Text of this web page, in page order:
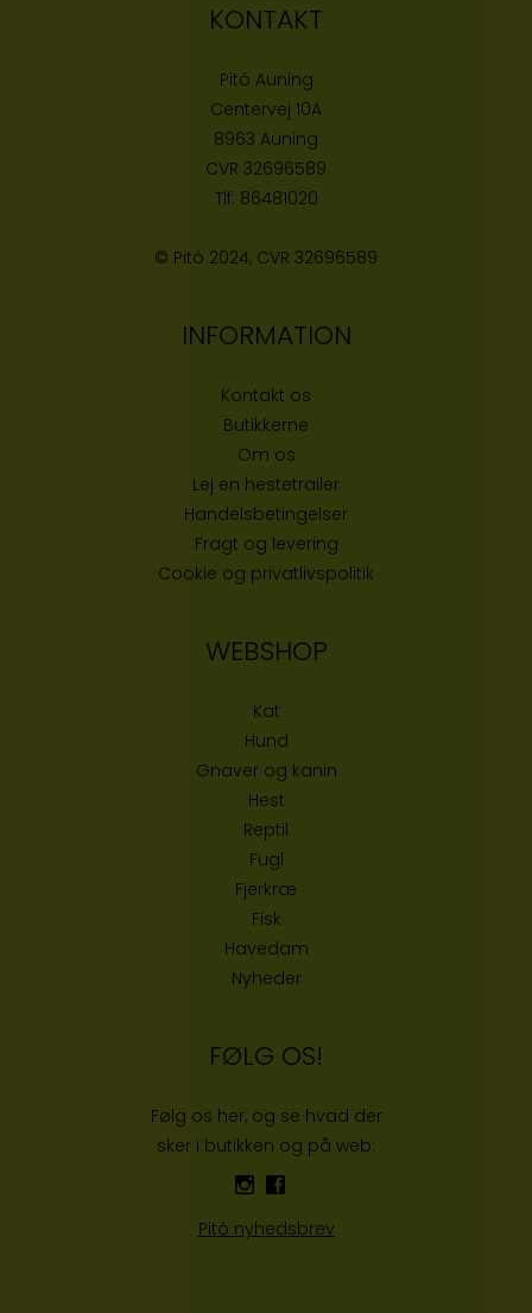
KONTAKT
Pitó Auning
Centervej 10A
8963 Auning
CVR 32696589
Tlf: 86481020
© Pitó 2024, CVR 32696589
INFORMATION
Kontakt os
Butikkerne
Om os
Lej en hestetrailer
Handelsbetingelser
Fragt og levering
Cookie og privatlivspolitik
WEBSHOP
Kat
Hund
Gnaver og kanin
Hest
Reptil
Fugl
Fjerkræ
Fisk
Havedam
Nyheder
FØLG OS!
Følg os her, og se hvad der
sker i butikken og på web:
Pitó nyhedsbrev